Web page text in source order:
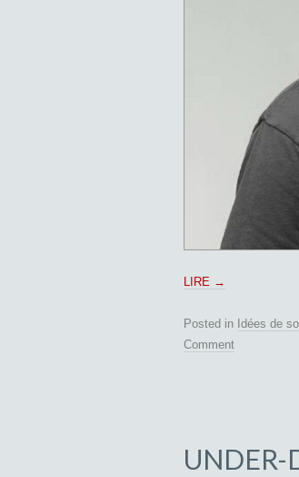
LIRE →
Posted in Idées de
Comment
UNDER-